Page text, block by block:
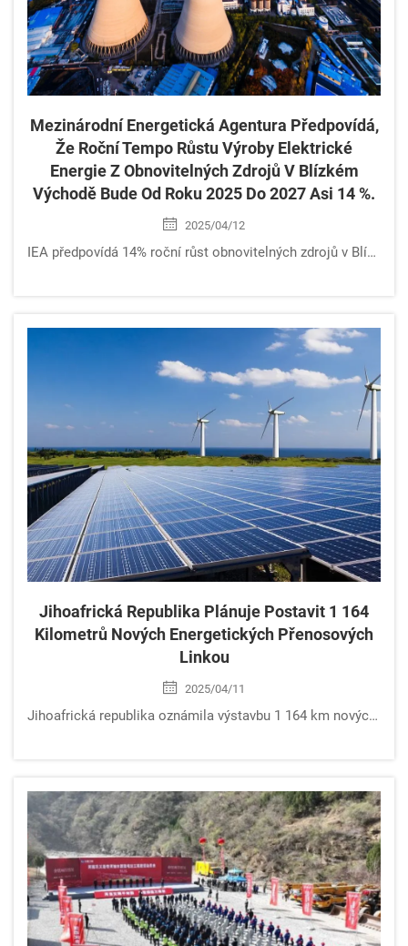
Mezinárodní Energetická Agentura Předpovídá,
Že Roční Tempo Růstu Výroby Elektrické
Energie Z Obnovitelných Zdrojů V Blízkém
Východě Bude Od Roku 2025 Do 2027 Asi 14 %.
2025/04/12
IEA předpovídá 14% roční růst obnovitelných zdrojů v Blízkém východě do roku 2027, vedený rozšířením solární energie v Spojených arabských emirátech. Zjistěte, jak fotovoltaické a jaderné elektrárny přetvářejí energetickou budoucnost regionu. Přečtěte si odborné analýzy už dnes.
Jihoafrická Republika Plánuje Postavit 1 164
Kilometrů Nových Energetických Přenosových
Linkou
2025/04/11
Jihoafrická republika oznámila výstavbu 1 164 km nových 400 kV přenosových linek za účelem podpory integrace obnovitelných zdrojů energie a rozšíření kapacity sítě. Zjistěte, jak tento projekt v hodnotě přes 2 miliardy dolarů urychlí energetickou transformaci země a podpoří ekonomický růst. Zjistit více.